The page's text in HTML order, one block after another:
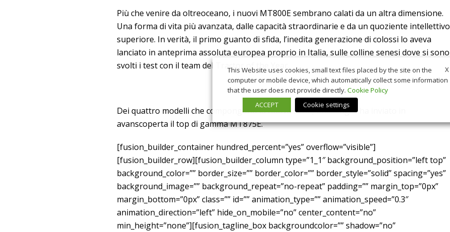
Più che venire da oltreoceano, i nuovi MT800E sembrano calati da un altra dimensione.
Una forma di vita più avanzata, dalle capacità straordinarie e da un quoziente intellettivo
superiore. In verità, il primo guanto di sfida, l’inedita generazione di colossi lo aveva
lanciato in anteprima assoluta europea proprio in Italia, sulle colline senesi dove si sono
svolti i test con il team del Tractor of the Year.
Dei quattro modelli che compongono la nuova serie, Challenger ha inviato in
avanscoperta il top di gamma MT875E.
[fusion_builder_container hundred_percent=”yes” overflow=”visible”]
[fusion_builder_row][fusion_builder_column type=”1_1″ background_position=”left top”
background_color=”” border_size=”” border_color=”” border_style=”solid” spacing=”yes”
background_image=”” background_repeat=”no-repeat” padding=”” margin_top=”0px”
margin_bottom=”0px” class=”” id=”” animation_type=”” animation_speed=”0.3″
animation_direction=”left” hide_on_mobile=”no” center_content=”no”
min_height=”none”][fusion_tagline_box backgroundcolor=”” shadow=”no”
X
This Website uses cookies, small text files placed by the site on the
computer or mobile device, which automatically collect some information
that the user does not provide directly. Cookie Policy
ACCEPT
Cookie settings